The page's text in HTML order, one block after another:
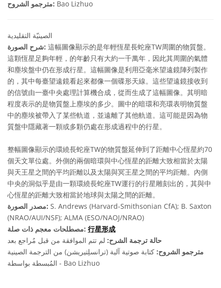
مترجمو الشروح: Bao Lizhuo
الصينيّة التقليدية
شرح الصورة: 這幅圖像顯示的是年輕恆星長蛇座TW周圍的物質盤。
這顆恆星足夠年輕，的年齡只有大約一千萬年，因此其周圍的氣體
和塵埃盤中仍在形成行星。這幅圖像是利用亞毫米望遠鏡陣列製作
的，其中每臺望遠鏡看起來都像一個碟形天線。這些望遠鏡接收到
的信號由一臺中央處理計算機合成，從而生成了這幅圖像。其明暗
程度表示的是物質盤上塵埃的多少。圖中的暗環和亮環表明物質盤
中的塵埃被帶入了某些軌道，並遠離了其他軌道。這可能是因為物
質盤中隱藏著一顆或多顆仍處在形成過程中的行星。
整幅圖像顯示的環繞長蛇座TW的物質盤延伸到了距離中心恆星約70
個天文單位處。外側的兩個暗環與中心恆星的距離大致相當於太陽
與天王星之間的平均距離以及太陽與冥王星之間的平均距離。內側
中央的洞似乎是由一顆環繞長蛇座TW運行的行星雕刻出的，其與中
心恆星的距離大致相當於地球與太陽之間的距離。
مصدر الصورة: S. Andrews (Harvard-Smithsonian CfA); B. Saxton
(NRAO/AUI/NSF); ALMA (ESO/NAOJ/NRAO)
مصطلحات معجم ذات صلة: 行星形成
حالة ترجمة الشرح: لم تتم الموافقة من قبل مُراجع بعد
مترجمو الشروح: كتابة صوتية آلية (ترانسلِتيريشن) من الترجمة الصينية
المُبسطة بواسطة - Bao Lizhuo